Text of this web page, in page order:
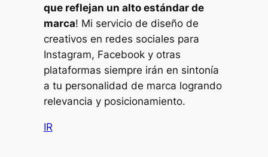
que reflejan un alto estándar de
marca! Mi servicio de diseño de
creativos en redes sociales para
Instagram, Facebook y otras
plataformas siempre irán en sintonía
a tu personalidad de marca logrando
relevancia y posicionamiento.
IR